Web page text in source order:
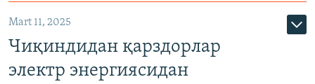
Mart 11, 2025
Чиқиндидан қарздорлар
электр энергиясидан